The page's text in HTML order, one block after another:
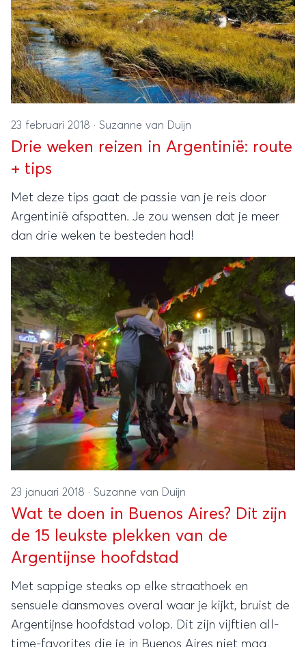
23 februari 2018 · Suzanne van Duijn
Drie weken reizen in Argentinië: route
+ tips
Met deze tips gaat de passie van je reis door
Argentinië afspatten. Je zou wensen dat je meer
dan drie weken te besteden had!
23 januari 2018 · Suzanne van Duijn
Wat te doen in Buenos Aires? Dit zijn
de 15 leukste plekken van de
Argentijnse hoofdstad
Met sappige steaks op elke straathoek en
sensuele dansmoves overal waar je kijkt, bruist de
Argentijnse hoofdstad volop. Dit zijn vijftien all-
time-favorites die je in Buenos Aires niet mag